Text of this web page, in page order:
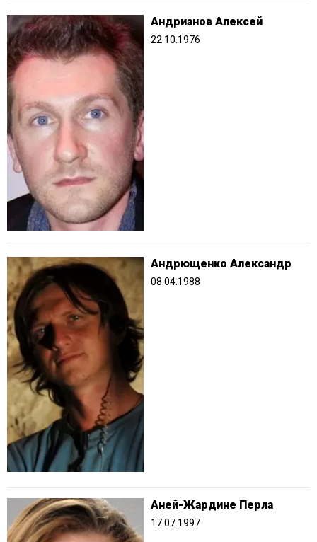
Андрианов Алексей
22.10.1976
Андрющенко Александр
08.04.1988
Аней-Жардине Перла
17.07.1997